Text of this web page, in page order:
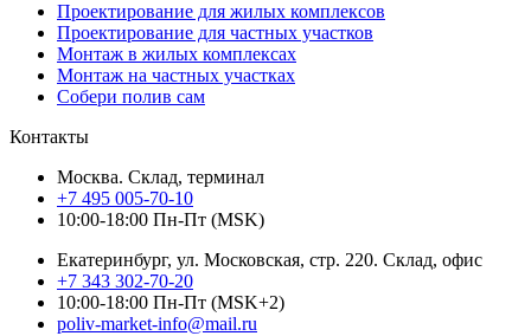
Проектирование для жилых комплексов
Проектирование для частных участков
Монтаж в жилых комплексах
Монтаж на частных участках
Собери полив сам
Контакты
Москва. Склад, терминал
+7 495 005-70-10
10:00-18:00 Пн-Пт (MSK)
Екатеринбург, ул. Московская, стр. 220. Склад, офис
+7 343 302-70-20
10:00-18:00 Пн-Пт (MSK+2)
poliv-market-info@mail.ru